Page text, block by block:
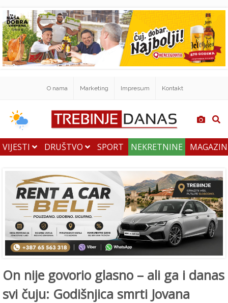
O nama Marketing Impresum Kontakt
VIJESTI DRUŠTVO SPORT NEKRETNINE
On nije govorio glasno – ali ga i danas
svi čuju: Godišnjica smrti Jovana